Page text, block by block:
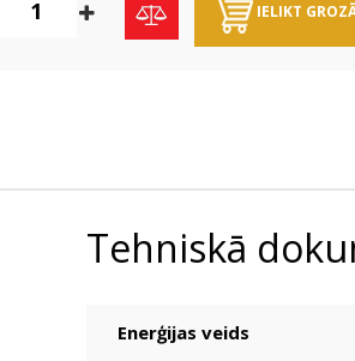
IELIKT
Tehniskā
Enerģijas veids